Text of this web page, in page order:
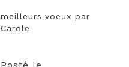
meilleurs voeux par
Carole